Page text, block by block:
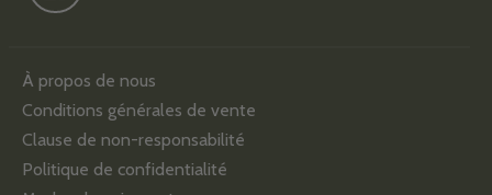
À propos de nous
Conditions générales de vente
Clause de non-responsabilité
Politique de confidentialité